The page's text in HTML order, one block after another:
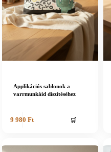
Applikációs sablonok a
varrmunkáid díszítéséhez
9 980Ft 🛒